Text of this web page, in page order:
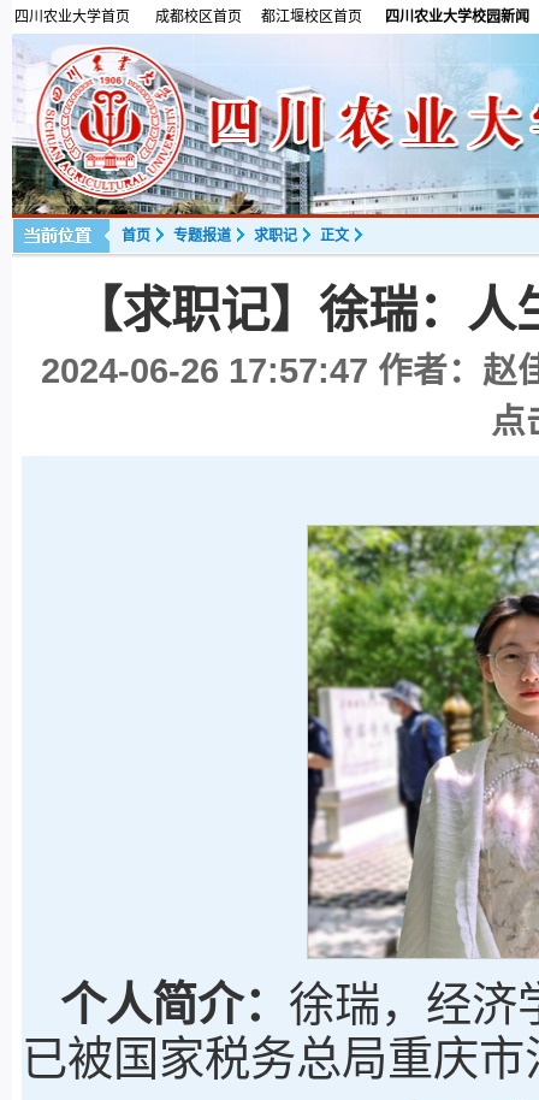
四川农业大学首页 成都校区首页 都江堰校区首页 四川农业大学校园新闻
首页 专题报道 求职记 正文
【求职记】徐瑞：
2024-06-26 17:57:47 作者：赵
点
个人简介： 徐瑞，经济
已被国家税务总局重庆